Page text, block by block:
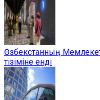
Өзбекстанның
тізіміне енді